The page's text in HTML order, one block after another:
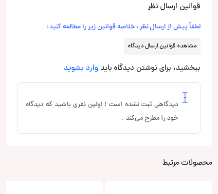
قوانین ارسال نظر
لطفاً پیش از ارسال نظر ، خلاصه قوانین زیر را مطالعه کنید:
مشاهده قوانین ارسال دیدگاه
ببخشید، برای نوشتن دیدگاه باید وارد بشوید
دیدگاهی ثبت نشده است ! اولین نفری باشید که دیدگاه
خود را مطرح می‌کند .
محصولات مرتبط